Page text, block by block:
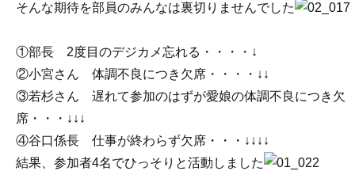
そんな期待を部員のみんなは裏切りませんでした
①部長 2度目のデジカメ忘れる・・・・↓
②小宮さん 体調不良につき欠席・・・・↓↓
③若杉さん 遅れて参加のはずが愛娘の体調不良につき欠
席・・・↓↓↓
④谷口係長 仕事が終わらず欠席・・・↓↓↓↓
結果、参加者4名でひっそりと活動しました